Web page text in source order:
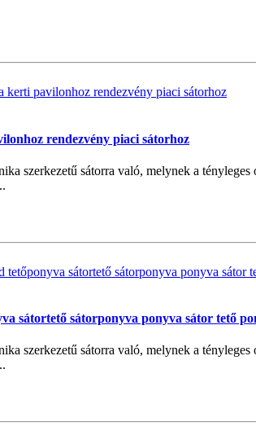
rendezvény piaci sátorhoz
szerkezetű sátorra való, melynek a
sátortető sátorponyva ponyva sátor tető
szerkezetű sátorra való, melynek a